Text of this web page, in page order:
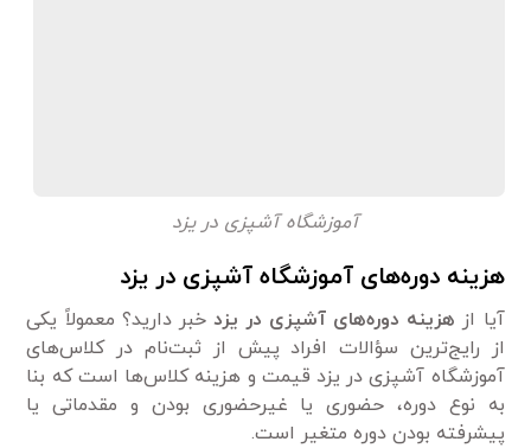
آموزشگاه آشپزی در یزد
هزینه دوره‌های آموزشگاه آشپزی در یزد
آیا از هزینه دوره‌های آشپزی در یزد خبر دارید؟ معمولاً یکی
از رایج‌ترین سؤالات افراد پیش از ثبت‌نام در کلاس‌های
آموزشگاه آشپزی در یزد قیمت و هزینه کلاس‌ها است که بنا
به نوع دوره، حضوری یا غیرحضوری بودن و مقدماتی یا
پیشرفته بودن دوره متغیر است.